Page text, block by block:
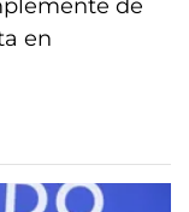
de
en